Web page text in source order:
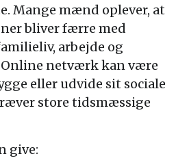
Mange mænd oplever, at
bliver færre med
arbejde og
netværk kan være
eller udvide sit sociale
store tidsmæssige
give: